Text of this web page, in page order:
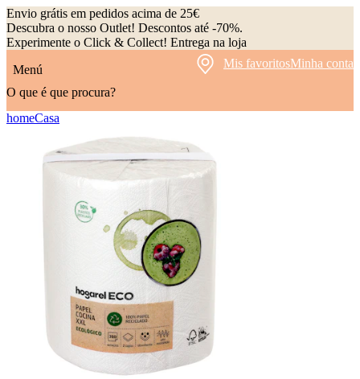
Envio grátis em pedidos acima de 25€
Descubra o nosso Outlet! Descontos até -70%.
Experimente o Click & Collect! Entrega na loja
Menú
Mis favoritosMinha conta
O que é que procura?
homeCasa